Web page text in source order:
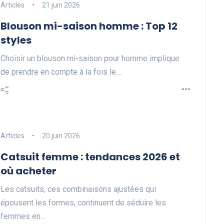
Articles 21 juin 2026
Blouson mi-saison homme : Top 12
styles
Choisir un blouson mi-saison pour homme implique
de prendre en compte à la fois le…
Articles 20 juin 2026
Catsuit femme : tendances 2026 et
où acheter
Les catsuits, ces combinaisons ajustées qui
épousent les formes, continuent de séduire les
femmes en…